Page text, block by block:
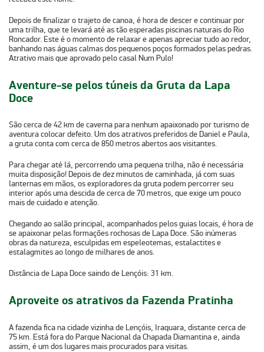
Depois de finalizar o trajeto de canoa, é hora de descer e continuar por
uma trilha, que te levará até as tão esperadaspiscinas naturais do Rio
Roncador. Este é o momento de relaxar e apenas apreciar tudo ao redor,
banhando nas águas calmas dos pequenos poços formados pelas pedras.
Atrativo mais que aprovado pelo casal Num Pulo!
Aventure-se pelos túneis da Gruta da Lapa
Doce
São cerca de42 km de cavernapara nenhum apaixonado por turismo de
aventura colocar defeito. Um dos atrativos preferidos de Daniel e Paula,
a gruta conta com cerca de 850 metros abertos aos visitantes.
Para chegar até lá, percorrendo uma pequena trilha, não é necessária
muita disposição! Depois de dez minutos de caminhada, já com suas
lanternas em mãos, os exploradores da gruta podem percorrer seu
interior após uma descida de cerca de 70 metros, que exige um pouco
mais de cuidado e atenção.
Chegando ao salão principal, acompanhados pelos guias locais, é hora de
se apaixonar pelas formações rochosas de Lapa Doce. São inúmeras
obras da natureza, esculpidas em espeleotemas, estalactites e
estalagmites ao longo de milhares de anos.
Distância de Lapa Doce saindo de Lençóis: 31 km.
Aproveite os atrativos da Fazenda Pratinha
A fazenda fica na cidade vizinha de Lençóis, Iraquara, distante cerca de
75 km. Está fora do Parque Nacional da Chapada Diamantina e, ainda
assim, é um dos lugares mais procurados para visitas.